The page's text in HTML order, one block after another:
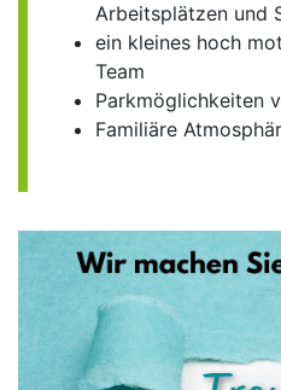
Arbeitsplätzen und
ein kleines hoch
Team
Parkmöglichkeiten
Familiäre